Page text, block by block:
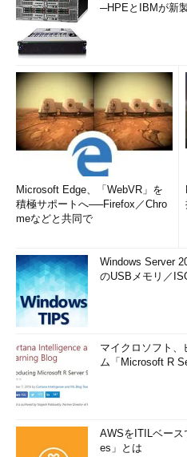
─HPEとIBMが新
Microsoft Edge、「WebVR」を
積極サポートへ──Firefox／Chro
meなどと共同で
Windows Server
のUSBメモリ／
マイクロソフト、
ム「Microsoft R
AWSをITILベース
es」とは